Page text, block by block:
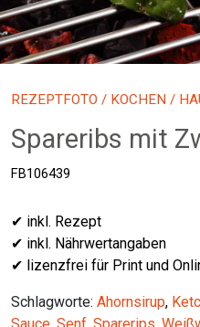
REZEPTFOTO / KOCHEN /
Spareribs mit
FB106439
✔ inkl. Rezept
✔ inkl. Nährwertangaben
✔ lizenzfrei für Print und
Schlagworte: Ahornsirup,